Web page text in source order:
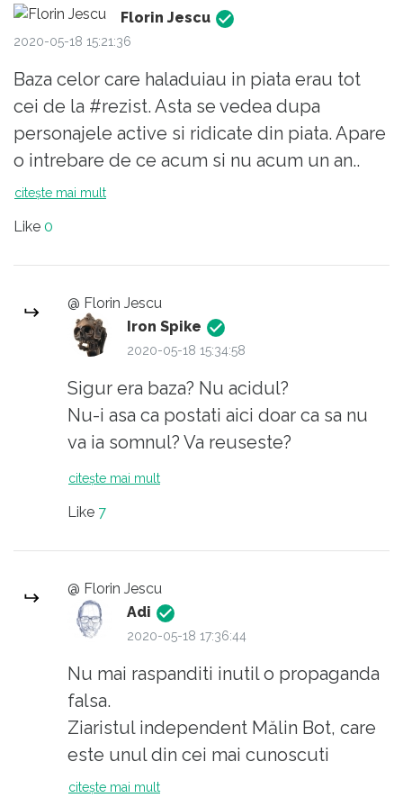
Florin Jescu
2020-05-18 15:21:36
Baza celor care haladuiau in piata erau tot
cei de la #rezist. Asta se vedea dupa
personajele active si ridicate din piata. Apare
o intrebare de ce acum si nu acum un an..
citește mai mult
Like 0
@ Florin Jescu
Iron Spike
2020-05-18 15:34:58
Sigur era baza? Nu acidul?
Nu-i asa ca postati aici doar ca sa nu
va ia somnul? Va reuseste?
citește mai mult
Like 7
@ Florin Jescu
Adi
2020-05-18 17:36:44
Nu mai raspanditi inutil o propaganda
falsa.
Ziaristul independent Mălin Bot, care
este unul din cei mai cunoscuti
membri #rezist, a dezmintit public că
citește mai mult